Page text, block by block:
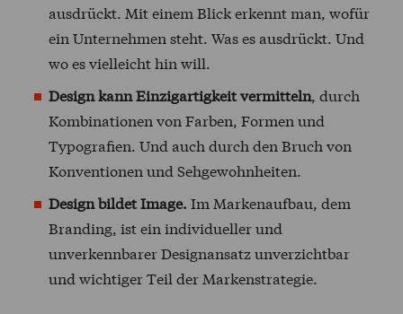
ausdrückt. Mit einem Blick erkennt man, wofür
ein Unternehmen steht. Was es ausdrückt. Und
wo es vielleicht hin will.
Design kann Einzigartigkeit vermitteln , durch
Kombinationen von Farben, Formen und
Typografien. Und auch durch den Bruch von
Konventionen und Sehgewohnheiten.
Design bildet Image. Im Markenaufbau, dem
Branding, ist ein individueller und
unverkennbarer Designansatz unverzichtbar
und wichtiger Teil der Markenstrategie.